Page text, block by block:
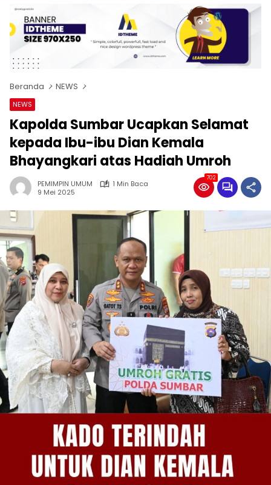
Beranda NEWS
NEWS
Kapolda Sumbar Ucapkan Selamat
kepada Ibu-ibu Dian Kemala
Bhayangkari atas Hadiah Umroh
PEMIMPIN UMUM
1 Min Baca
9 Mei 2025
702